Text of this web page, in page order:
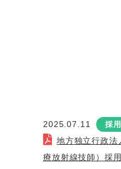
2025.07.11 採
地方独立行政法
療放射線技師）採